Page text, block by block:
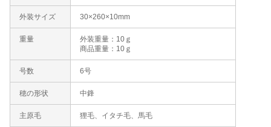
外装サイズ 30×260×10mm
重量
外装重量：10ｇ
商品重量：10ｇ
号数 6号
穂の形状 中鋒
主原毛 狸毛、イタチ毛、馬毛